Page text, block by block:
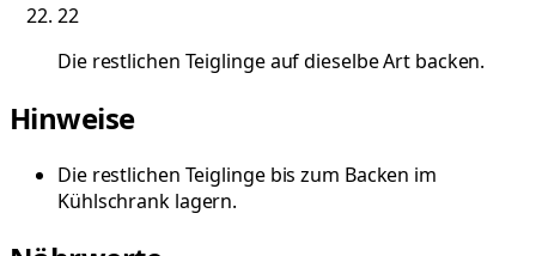
22
Die restlichen Teiglinge auf dieselbe Art backen.
Hinweise
Die restlichen Teiglinge bis zum Backen im
Kühlschrank lagern.